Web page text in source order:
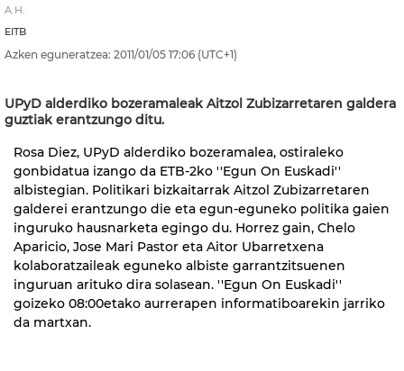
A.H.
EITB
Azken eguneratzea: 2011/01/05 17:06 (UTC+1)
UPyD alderdiko bozeramaleak Aitzol Zubizarretaren galdera
guztiak erantzungo ditu.
Rosa Diez, UPyD alderdiko bozeramalea, ostiraleko
gonbidatua izango da ETB-2ko ''Egun On Euskadi''
albistegian. Politikari bizkaitarrak Aitzol Zubizarretaren
galderei erantzungo die eta egun-eguneko politika gaien
inguruko hausnarketa egingo du. Horrez gain, Chelo
Aparicio, Jose Mari Pastor eta Aitor Ubarretxena
kolaboratzaileak eguneko albiste garrantzitsuenen
inguruan arituko dira solasean. ''Egun On Euskadi''
goizeko 08:00etako aurrerapen informatiboarekin jarriko
da martxan.